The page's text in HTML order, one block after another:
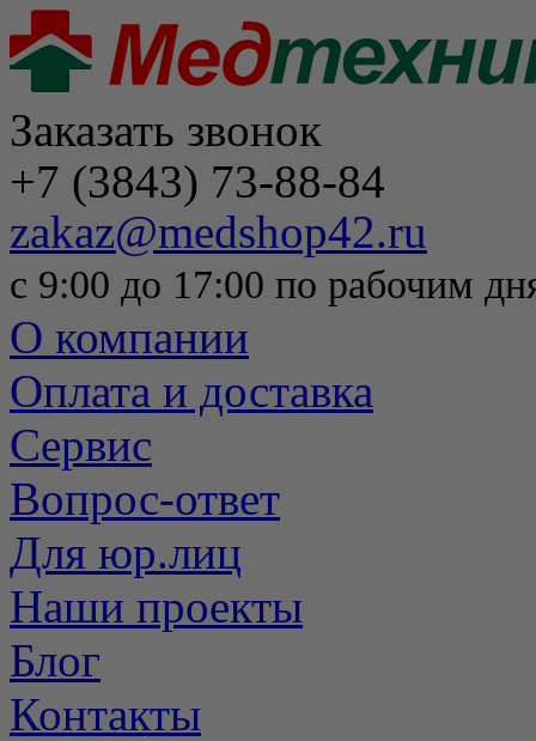
Заказать звонок
+7 (3843) 73-88-84
zakaz@medshop42.ru
с 9:00 до 17:00 по рабочим
О компании
Оплата и доставка
Сервис
Вопрос-ответ
Для юр.лиц
Наши проекты
Блог
Контакты